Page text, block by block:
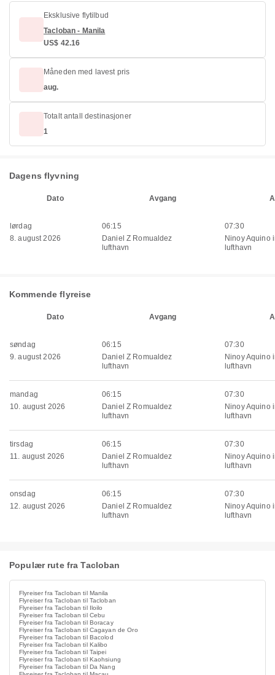
Eksklusive flytilbud
Tacloban - Manila
US$ 42.16
Måneden med lavest pris
aug.
Totalt antall destinasjoner
1
Dagens flyvning
Dato Avgang
lørdag
8. august 2026
06:15
Daniel Z Romualdez
lufthavn
07:30
Ninoy Aquino
lufthavn
Kommende flyreise
Dato Avgang
søndag
9. august 2026
06:15
Daniel Z Romualdez
lufthavn
07:30
Ninoy Aquino
lufthavn
mandag
10. august 2026
06:15
Daniel Z Romualdez
lufthavn
07:30
Ninoy Aquino
lufthavn
tirsdag
11. august 2026
06:15
Daniel Z Romualdez
lufthavn
07:30
Ninoy Aquino
lufthavn
onsdag
12. august 2026
06:15
Daniel Z Romualdez
lufthavn
07:30
Ninoy Aquino
lufthavn
Populær rute fra Tacloban
Flyreiser fra Tacloban til Manila
Flyreiser fra Tacloban til Tacloban
Flyreiser fra Tacloban til Iloilo
Flyreiser fra Tacloban til Cebu
Flyreiser fra Tacloban til Boracay
Flyreiser fra Tacloban til Cagayan de Oro
Flyreiser fra Tacloban til Bacolod
Flyreiser fra Tacloban til Kalibo
Flyreiser fra Tacloban til Taipei
Flyreiser fra Tacloban til Kaohsiung
Flyreiser fra Tacloban til Da Nang